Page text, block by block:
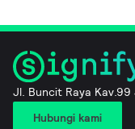
Jl. Buncit Raya Kav.99
Hubungi kami